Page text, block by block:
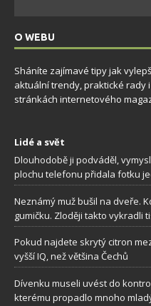
O WEBU
Sháníte zajímavé tipy jak
aktuální trendy, praktické
stránkách internetového
Lidé a svět
Dlouhodobě ji podváděl,
plochu telefonu přidala fotku
Neznámý muž bušil na dveře.
gumičku. Zloději takto vykradli
Pokud najdete skrytý citron
vyšší IQ, než většina Čechů
Dívenku museli uvést do
kterému propadlo mnoho